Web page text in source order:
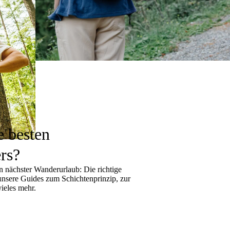
nächster Wanderurlaub: Die richtige
Guides zum Schichtenprinzip, zur
mehr.